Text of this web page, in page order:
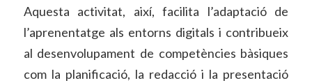
Aquesta activitat, així, facilita l’adaptació de
l’aprenentatge als entorns digitals i contribueix
al desenvolupament de competències bàsiques
com la planificació, la redacció i la presentació